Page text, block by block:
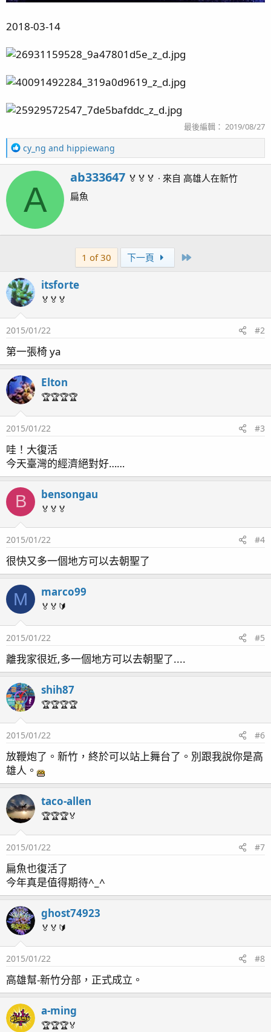
2018-03-14
最後編輯： 2019/08/27
R
e
a
n
s
cy_ng and hippiewang
A
W
i
e
ab333647 🏅🏅🏅 · 來自 高雄人在新竹
扁魚
1 of 30 下一頁
itsforte
🏅🏅🏅
2015/01/22 #2
第一張椅 ya
Elton
🏆🏆🏆🏆
2015/01/22 #3
哇！大復活
今天臺灣的經濟絕對好……
B bensongau
🏅🏅🏅
2015/01/22 #4
很快又多一個地方可以去朝聖了
M marco99
🏅🏅🔰
2015/01/22 #5
離我家很近,多一個地方可以去朝聖了....
shih87
🏆🏆🏆🏆
2015/01/22 #6
放鞭炮了。新竹，終於可以站上舞台了。別跟我說你是高
雄人。
taco-allen
🏆🏆🏆🏅
2015/01/22 #7
扁魚也復活了
今年真是值得期待^_^
ghost74923
🏅🏅🔰
2015/01/22 #8
高雄幫-新竹分部，正式成立。
a-ming
🏆🏆🏆🏅